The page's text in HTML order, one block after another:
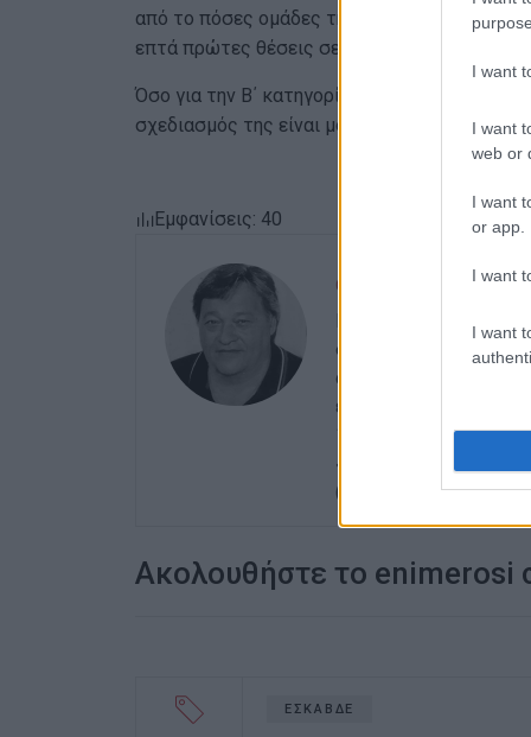
I want
I want
web or
I want
or app.
I want
I want
από το πόσες ομάδες της Γ΄ Εθνικής που
επτά πρώτες θέσεις σε κρατάνε 100% στην
Όσο για την Β΄ κατηγορία, σίγουρα η ΓΕ
σχεδιασμός της είναι μόνο για άνοδο και
Εμφανίσεις: 40
ΣΠΥΡΟΣ ΠΙΚΟΥΛΑΣ
Πτυχιούχος
στο ξεκίνημα με την
αρχές του ΄92 και
εκδότης - διευθυντής
15 χρόνια στο «ΦΩΣ
«ΕΝΗΜΕΡΩΣΗ», ενώ
(στα πρώτα χρόνια
Ακολουθήστε το enimerosi
ΕΣΚΑΒΔΕ